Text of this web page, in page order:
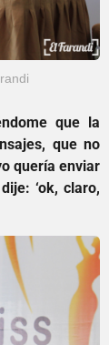
que la
que no
quería enviar
‘ok, claro,